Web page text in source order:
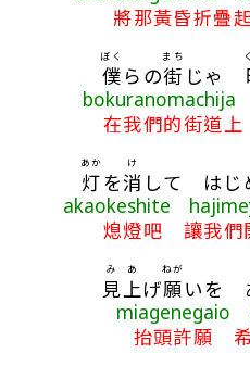
將那黃昏折疊
僕
ぼく
らの街
まち
じゃ
bokuranomachija
在我們的街道
灯
あか
を消
け
して はじ
akaokeshite
熄燈吧 讓我
見
み
上
あ
げ願
ねが
いを
miagenegaio
抬頭許願